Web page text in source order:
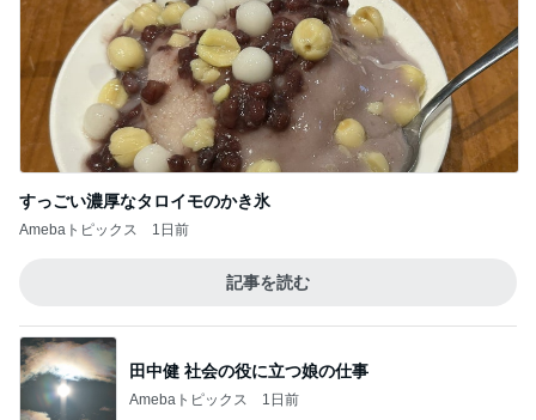
すっごい濃厚なタロイモのかき氷
Amebaトピックス 1日前
記事を読む
田中健 社会の役に立つ娘の仕事
Amebaトピックス 1日前